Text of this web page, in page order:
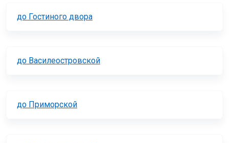
до Гостиного двора
до Василеостровской
до Приморской